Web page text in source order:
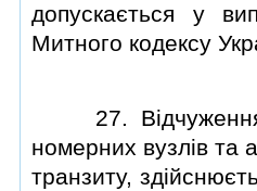
допускається у
Митного кодексу
27. Вiдчуження
номерних вузлiв та
транзиту,